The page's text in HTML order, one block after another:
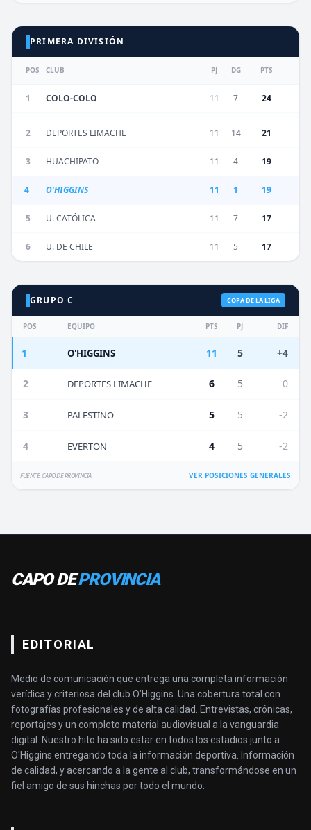
PRIMERA DIVISIÓN
POS CLUB PJ DG PTS
1 COLO-COLO 11 7 24
2 DEPORTES LIMACHE 11 14 21
3 HUACHIPATO 11 4 19
4 O'HIGGINS 11 1 19
5 U. CATÓLICA 11 7 17
6 U. DE CHILE 11 5 17
GRUPO C COPA DE LA LIGA
POS EQUIPO PTS PJ DIF
1 O'HIGGINS 11 5 +4
2 DEPORTES LIMACHE 6 5 0
3 PALESTINO 5 5 -2
4 EVERTON 4 5 -2
FUENTE: CAPO DE PROVINCIA VER POSICIONES GENERALES
CAPO DEPROVINCIA
EDITORIAL
Medio de comunicación que entrega una completa información
verídica y criteriosa del club O’Higgins. Una cobertura total con
fotografías profesionales y de alta calidad. Entrevistas, crónicas,
reportajes y un completo material audiovisual a la vanguardia
digital. Nuestro hito ha sido estar en todos los estadios junto a
O'Higgins entregando toda la información deportiva. Información
de calidad, y acercando a la gente al club, transformándose en un
fiel amigo de sus hinchas por todo el mundo.